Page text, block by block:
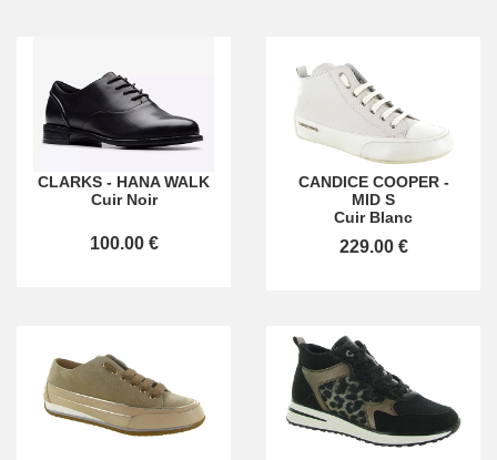
CLARKS - HANA WALK
Cuir Noir
100.00 €
CANDICE COOPER-
MID S
Cuir Blanc
229.00 €